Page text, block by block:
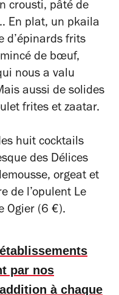
crousti, pâté de
En plat, un pkaila
d’épinards frits
de bœuf,
nous a valu
aussi de solides
frites et zaatar.
huit cocktails
des Délices
orgeat et
de l’opulent Le
Ogier (6 €).
par nos
à chaque